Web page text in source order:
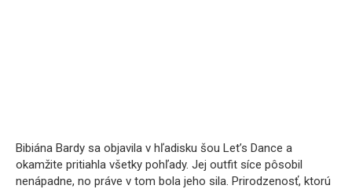
Bibiána Bardy sa objavila v hľadisku šou Let’s Dance a
okamžite pritiahla všetky pohľady. Jej outfit síce pôsobil
nenápadne, no práve v tom bola jeho sila. Prirodzenosť, ktorú